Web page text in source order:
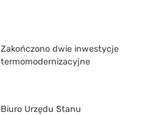
Zakończono dwie inwestycje
termomodernizacyjne
Biuro Urzędu Stanu